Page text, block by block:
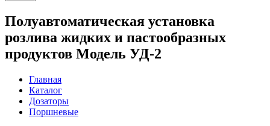
Полуавтоматическая установка
розлива жидких и пастообразных
продуктов Модель УД-2
Главная
Каталог
Дозаторы
Поршневые